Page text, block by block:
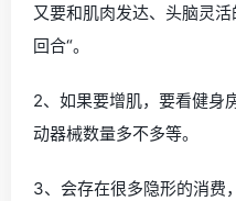
又要和肌肉发达、头脑灵
回合“。
2、如果要增肌，要看健身
动器械数量多不多等。
3、会存在很多隐形的消费